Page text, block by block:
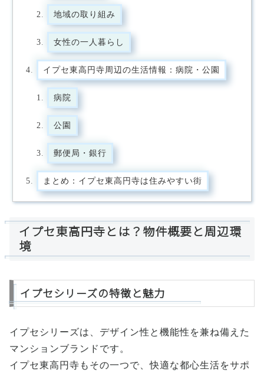
地域の取り組み
女性の一人暮らし
イプセ東高円寺周辺の生活情報：病院・公園
病院
公園
郵便局・銀行
まとめ：イプセ東高円寺は住みやすい街
イプセ東高円寺とは？物件概要と周辺環
境
イプセシリーズの特徴と魅力
イプセシリーズは、デザイン性と機能性を兼ね備えた
マンションブランドです。
イプセ東高円寺もその一つで、快適な都心生活をサポ